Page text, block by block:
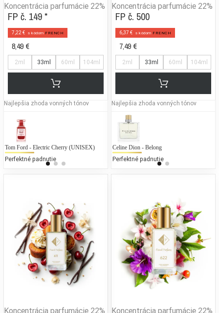
Koncentrácia parfumácie 22%
FP č. 149 *
7,22 € s kódom FRENCH
8,49 €
2ml 33ml 60ml 104ml
Najlepšia zhoda vonných tónov
Tom Ford - Electric Cherry (UNISEX)
Perfektné padnutie
Calvin Klein - CK Everyone (UNISEX)
25 % bežných vonných tónov
Koncentrácia parfumácie 22%
FP č. 500
6,37 € s kódom FRENCH
7,49 €
2ml 33ml 60ml 104ml
Najlepšia zhoda vonných tónov
Celine Dion - Belong
Perfektné padnutie
Koncentrácia parfumácie 22% Koncentrácia parfumácie 22%